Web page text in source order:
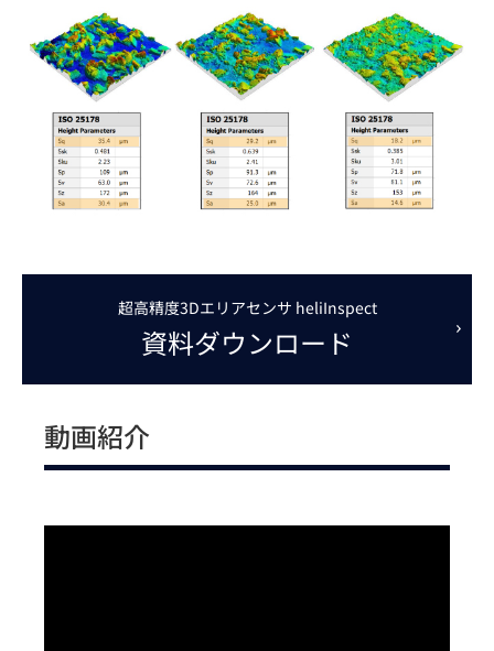
超高精度3Dエリアセンサ heliInspect
資料ダウンロード
動画紹介